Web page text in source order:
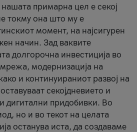
примарна цел е секој
токму она што му е
момент, на најсигурен
начин. Зад ваквите
долгорочна инвестиција во
модернизација на
и континуираниот развој на
секојдневието и
дигитални придобивки. Во
но и во текот на целата
останува иста, да создаваме